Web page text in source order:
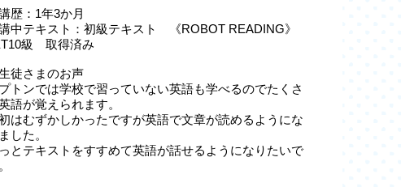
歴：1年3か月
中テキスト：初級テキスト 《ROBOT READING》
級 取得済み
徒さまのお声
トンでは学校で習っていない英語も学べるのでたくさ
語が覚えられます。
はむずかしかったですが英語で文章が読めるようにな
した。
とテキストをすすめて英語が話せるようになりたいで